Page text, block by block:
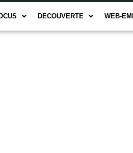
DECOUVERTE WEB-